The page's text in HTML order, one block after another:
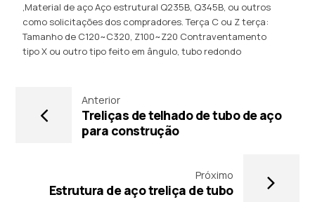
,Material de aço Aço estrutural Q235B, Q345B, ou outros
como solicitações dos compradores. Terça C ou Z terça:
Tamanho de C120~C320, Z100~Z20 Contraventamento
tipo X ou outro tipo feito em ângulo, tubo redondo
Anterior
Treliças de telhado de tubo de aço
para construção
Próximo
Estrutura de aço treliça de tubo